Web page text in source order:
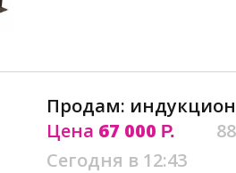
Продам:
Цена 67 000 Р.
Сегодня в 12:43